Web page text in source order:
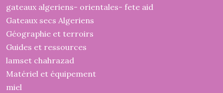
gateaux algeriens- orientales- fete aid
Gateaux secs Algeriens
Géographie et terroirs
Guides et ressources
lamset chahrazad
Matériel et équipement
miel